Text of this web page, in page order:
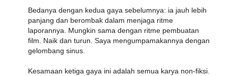
Bedanya dengan kedua gaya sebelumnya: ia jauh lebih
panjang dan berombak dalam menjaga ritme
laporannya. Mungkin sama dengan ritme pembuatan
film. Naik dan turun. Saya mengumpamakannya dengan
gelombang sinus.
Kesamaan ketiga gaya ini adalah semua karya non-fiksi.